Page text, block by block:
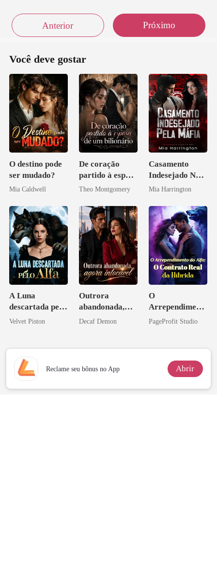
Anterior Próximo
Você deve gostar
O destino pode
ser mudado?
Mia Caldwell
De coração
partido à esposa
de um bilionário
Theo Montgomery
Casamento
Indesejado Na
Máfia
Mia Harrington
A Luna
descartada pelo
Alfa
Velvet Piston
Outrora
abandonada,
agora intocável
Decaf Demon
O
Arrependiment
o do Alfa: O
PageProfit Studio
Reclame seu bônus no App Abrir